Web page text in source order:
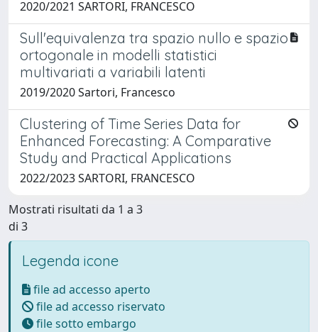
2020/2021 SARTORI, FRANCESCO
Sull'equivalenza tra spazio nullo e spazio
ortogonale in modelli statistici
multivariati a variabili latenti
2019/2020 Sartori, Francesco
Clustering of Time Series Data for
Enhanced Forecasting: A Comparative
Study and Practical Applications
2022/2023 SARTORI, FRANCESCO
Mostrati risultati da 1 a 3
di 3
Legenda icone
file ad accesso aperto
file ad accesso riservato
file sotto embargo